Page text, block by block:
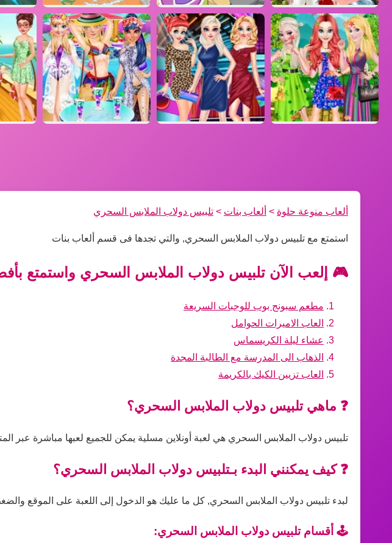
ألعاب منوعة حلوة > ألعاب بنات > تلبيس دولاب الملابس السحري
استمتع مع تلبيس دولاب الملابس السحري, والتي تجدها فى قسم ألعاب بنات
🎮 إلعب الآن تلبيس دولاب الملابس السحري واستمتع
مطعم سبونج بوب للوجبات السريعة
العاب الاميرات الحوامل
عشاء ليلة الكريسماس
الذهاب الى المدرسة مع الطالبة المجدة
العاب تزيين الكيك بالكريمة
❓ ماهي تلبيس دولاب الملابس السحري؟
تلبيس دولاب الملابس السحري هي لعبة أونلاين مسلية يمكن للجميع لعبها مباشرة عبر
❓ كيف يمكنني البدء بـتلبيس دولاب الملابس السحري؟
لبدء تلبيس دولاب الملابس السحري, كل ما عليك هو الدخول إلى اللعبة على الموقع
🕹️ أقسام تلبيس دولاب الملابس السحري: